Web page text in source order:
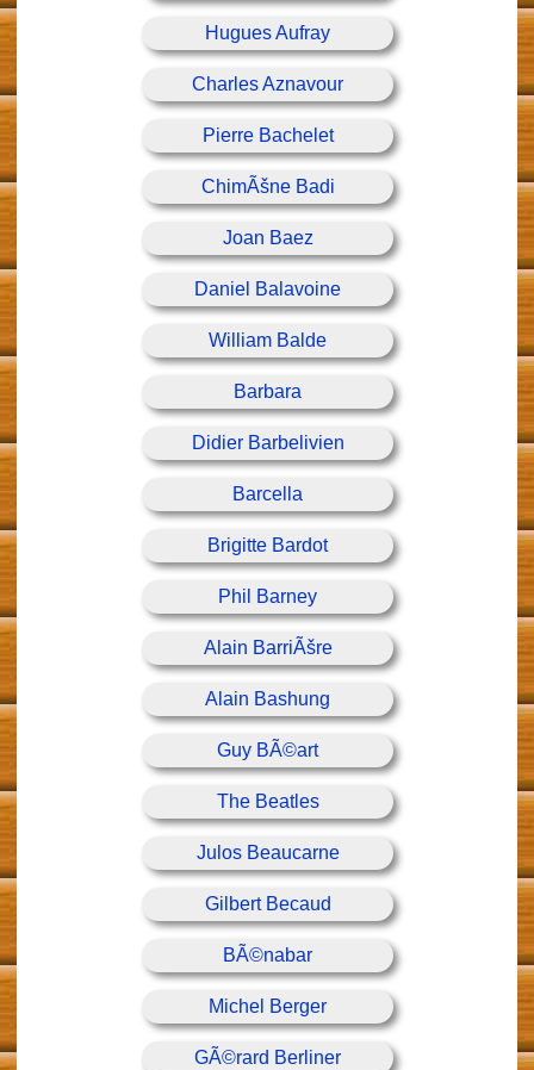
Hugues Aufray
Charles Aznavour
Pierre Bachelet
ChimÃšne Badi
Joan Baez
Daniel Balavoine
William Balde
Barbara
Didier Barbelivien
Barcella
Brigitte Bardot
Phil Barney
Alain BarriÃšre
Alain Bashung
Guy BÃ©art
The Beatles
Julos Beaucarne
Gilbert Becaud
BÃ©nabar
Michel Berger
GÃ©rard Berliner